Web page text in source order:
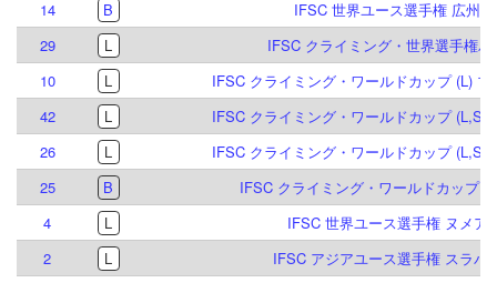
14 B
IFSC 世界ユース選手権 広州
29
L
IFSC クライミング・世界選手権パ
10
L
IFSC クライミング・ワールドカップ (L) ブ
42
L
IFSC クライミング・ワールドカップ (L,S)
26
L
IFSC クライミング・ワールドカップ (L,S)
25
B
IFSC クライミング・ワールドカップ
4
L
IFSC 世界ユース選手権 ヌメア
2
L IFSC アジアユース選手権 スラバ